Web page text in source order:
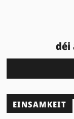
déi
EINSAMKEIT